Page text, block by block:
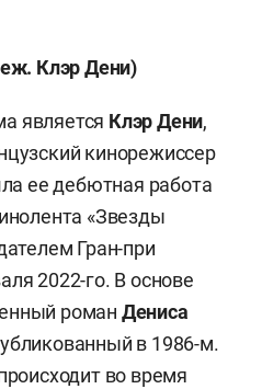
Клэр Дени)
является Клэр Дени,
кинорежиссер
ее дебютная работа
«Звезды
Гран-при
2022-го. В основе
роман Дениса
в 1986-м.
во время